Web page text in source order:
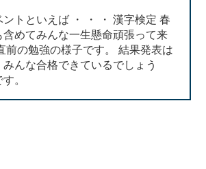
トといえば ・ ・ ・ 漢字検定 春
含めてみんな一生懸命頑張って来
前の勉強の様子です。 結果発表は
んな合格できているでしょう
。